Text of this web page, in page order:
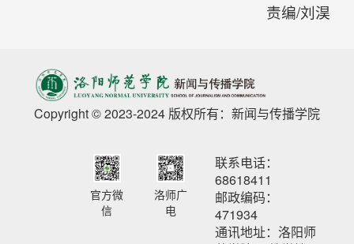
责编/刘淏
Copyright © 2023-2024 版权所有：新闻与传播学院
官方微
信
洛师广
电
联系电话：
68618411
邮政编码：
471934
通讯地址：洛阳师